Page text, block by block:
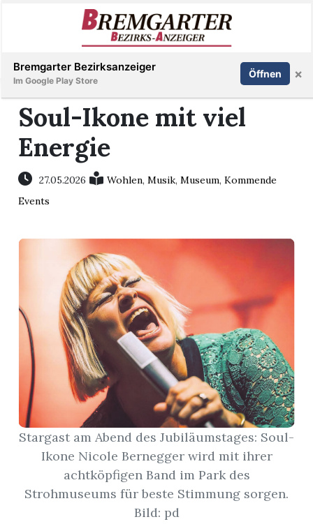
Immobilien
Veranstaltungen
Newsletter
Bremgarten
Inserieren Abonnieren Anmelden
Soul-Ikone mit viel
Energie
27.05.2026 Wohlen,Musik,Museum,Kommende
Events
Stargast am Abend des Jubiläumstages: Soul-
Ikone Nicole Bernegger wird mit ihrer
achtköpfigen Band im Park des
Strohmuseums für beste Stimmung sorgen.
Bild: pd
Bremgarter Bezirksanzeiger
Im Google Play Store
Öffnen ×